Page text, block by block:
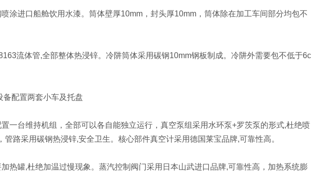
进口船舱饮用水漆。筒体壁厚10mm，封头厚10mm，筒体除在加工车间部分均包不
流体管,全部整体热浸锌。冷阱筒体采用碳钢10mm钢板制成。冷阱外需要包不低于6c
配置两套小车及托盘
台维持机组，全部可以各自能独立运行，真空泵组采用水环泵+罗茨泵的形式,杜绝喷
路采用碳钢热浸锌,安全卫生。核心部件真空计采用德国莱宝品牌,可靠性高。
罐,杜绝加温过慢现象。蒸汽控制阀门采用日本山武进口品牌,可靠性高，加热系统膨